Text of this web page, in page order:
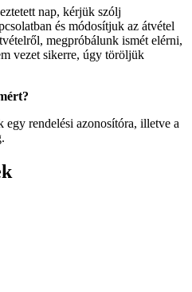
nap, kérjük szólj
és módosítjuk az átvétel
megpróbálunk ismét elérni,
vezet sikerre, úgy töröljük
rendelési azonosítóra, illetve a